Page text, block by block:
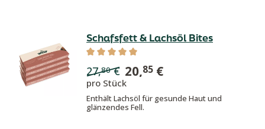
Schafsfett & Lachsöl Bites
Durchschnittliche Bewertung von 5
20,85 €
27,80€
pro Stück
Enthält Lachsöl für gesunde Haut und
glänzendes Fell.